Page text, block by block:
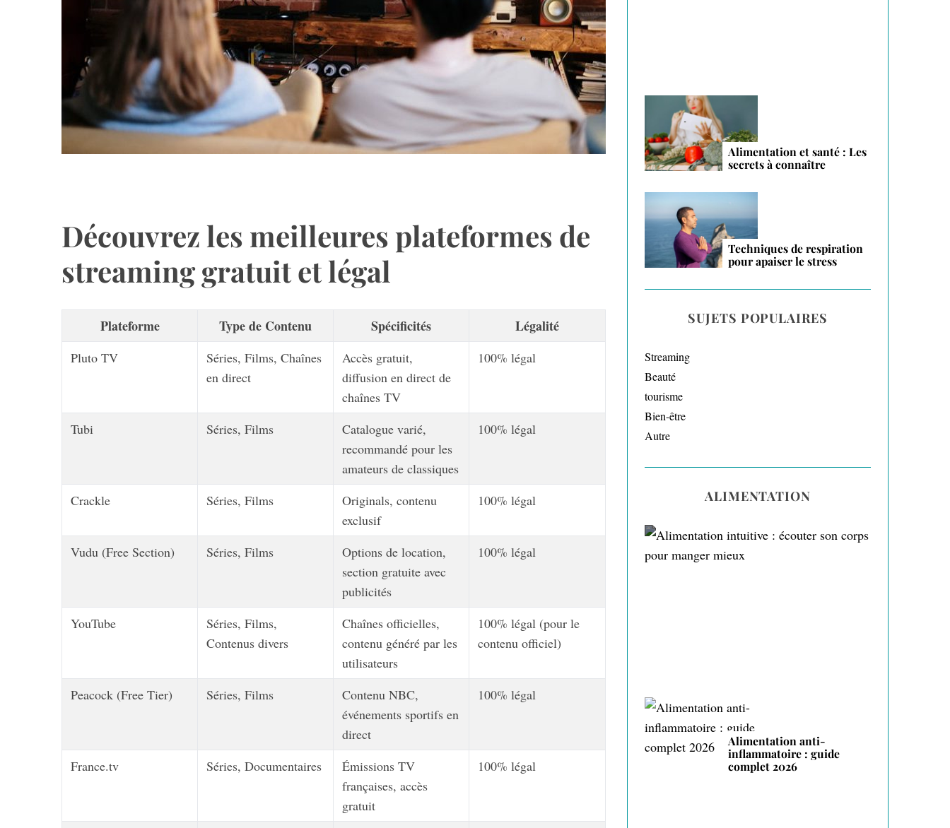
Découvrez les meilleures plateformes de
streaming gratuit et légal
Plateforme Type de Contenu Spécificités Légalité
Pluto TV
Séries, Films, Chaînes
en direct
Accès gratuit,
diffusion en direct de
chaînes TV
100% légal
Tubi Séries, Films
Catalogue varié,
recommandé pour les
amateurs de classiques
100% légal
Crackle Séries, Films
Originals, contenu
exclusif
100% légal
Vudu (Free Section) Séries, Films
Options de location,
section gratuite avec
publicités
100% légal
YouTube
Séries, Films,
Contenus divers
Chaînes officielles,
contenu généré par les
utilisateurs
100% légal (pour le
contenu officiel)
Peacock (Free Tier) Séries, Films
Contenu NBC,
événements sportifs en
direct
100% légal
France.tv Séries, Documentaires
Émissions TV
françaises, accès
gratuit
100% légal
Alimentation et santé : Les
secrets à connaître
Techniques de respiration
pour apaiser le stress
SUJETS POPULAIRES
Streaming
Beauté
tourisme
Bien-être
Autre
ALIMENTATION
Alimentation anti-
inflammatoire : guide
complet 2026
r